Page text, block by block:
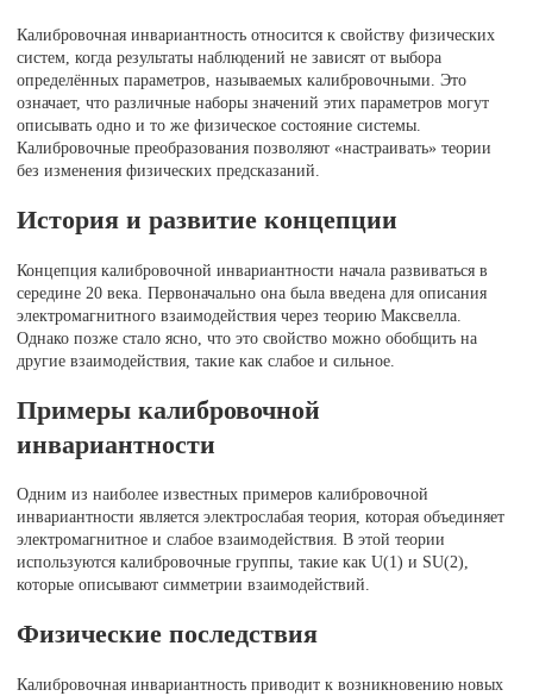
Калибровочная инвариантность относится к свойству физических
систем, когда результаты наблюдений не зависят от выбора
определённых параметров, называемых калибровочными. Это
означает, что различные наборы значений этих параметров могут
описывать одно и то же физическое состояние системы.
Калибровочные преобразования позволяют «настраивать» теории
без изменения физических предсказаний.
История и развитие концепции
Концепция калибровочной инвариантности начала развиваться в
середине 20 века. Первоначально она была введена для описания
электромагнитного взаимодействия через теорию Максвелла.
Однако позже стало ясно, что это свойство можно обобщить на
другие взаимодействия, такие как слабое и сильное.
Примеры калибровочной
инвариантности
Одним из наиболее известных примеров калибровочной
инвариантности является электрослабая теория, которая объединяет
электромагнитное и слабое взаимодействия. В этой теории
используются калибровочные группы, такие как U(1) и SU(2),
которые описывают симметрии взаимодействий.
Физические последствия
Калибровочная инвариантность приводит к возникновению новых